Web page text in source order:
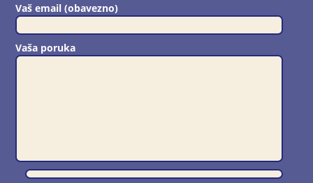
Vaš email (obavezno)
Vaša poruka